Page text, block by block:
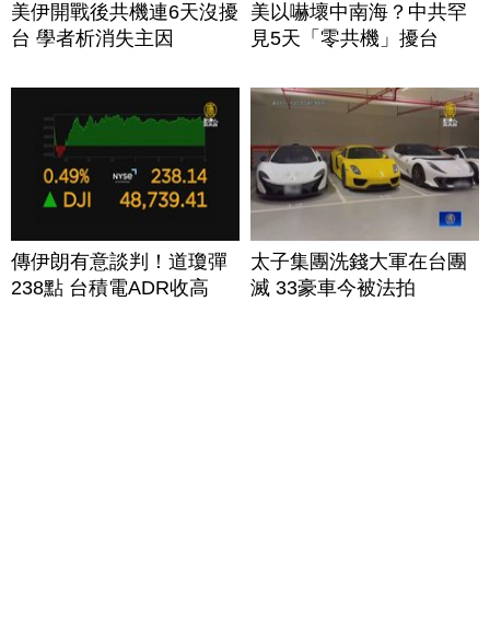
美伊開戰後共機連6天沒擾
台 學者析消失主因
美以嚇壞中南海？中共罕
見5天「零共機」擾台
傳伊朗有意談判！道瓊彈
238點 台積電ADR收高
太子集團洗錢大軍在台團
滅 33豪車今被法拍